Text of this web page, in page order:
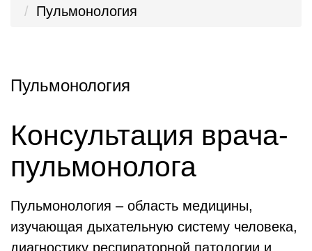
Пульмонология
Пульмонология
Консультация врача-
пульмонолога
Пульмонология – область медицины,
изучающая дыхательную систему человека,
диагностику респираторной патологии и